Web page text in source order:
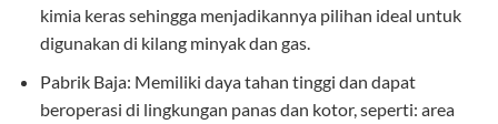
kimia keras sehingga menjadikannya pilihan ideal untuk
digunakan di kilang minyak dan gas.
Pabrik Baja: Memiliki daya tahan tinggi dan dapat
beroperasi di lingkungan panas dan kotor, seperti: area